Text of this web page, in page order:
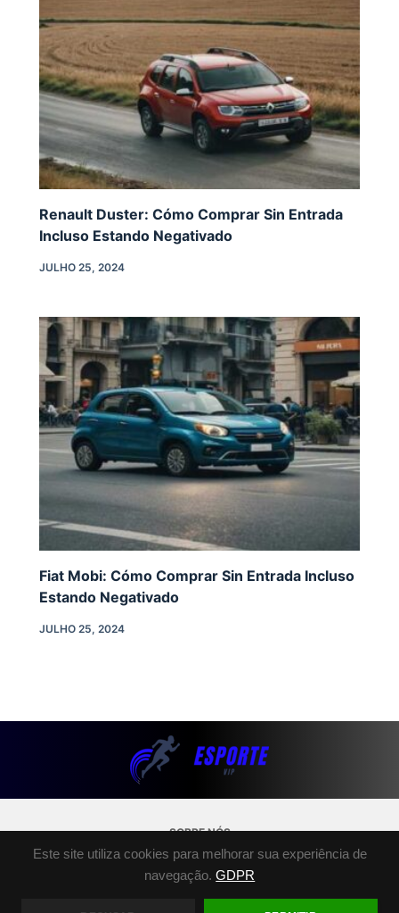
Este site utiliza cookies para melhorar sua experiência de
navegação. GDPR
Renault Duster: Cómo Comprar Sin Entrada
Incluso Estando Negativado
JULHO 25, 2024
Fiat Mobi: Cómo Comprar Sin Entrada Incluso
Estando Negativado
JULHO 25, 2024
SOBRE NÓS
POLÍTICA DE PRIVACIDADE
TERMOS E CONDIÇÕES
FALE CONOSCO